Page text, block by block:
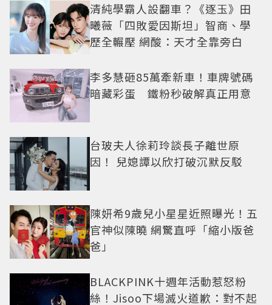
清純學霸人設翻車？《逐玉》田
曦薇「四敗愛因斯坦」智商、學
歷全輾壓 網酸：天才全靠旁白
李多慧砸85萬牽新車！車牌號碼
暗藏彩蛋 鐵粉秒破解真正用意
台玻夫人徐莉玲談長子離世原
因！ 兒媳譚以欣打破沉默反駁
陳妍希9歲兒小星星近照曝光！五
官神似陳曉 網驚直呼「縮小版爸
爸」
BLACKPINK十週年活動惹怒粉
絲！Jisoo下場滅火道歉：對不起